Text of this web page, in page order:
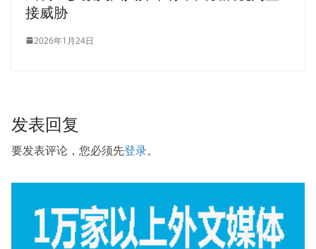
接威胁
2026年1月24日
发表回复
要发表评论，您必须先登录。